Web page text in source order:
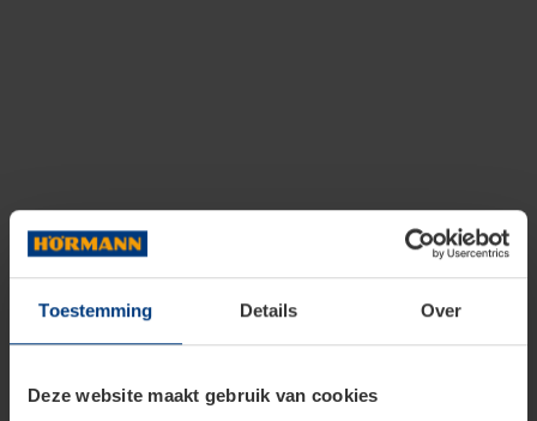
Toestemming Details Over
Deze website maakt gebruik van cookies